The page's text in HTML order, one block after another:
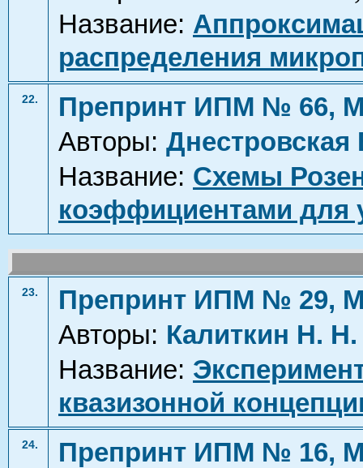
Название:
распределения
22.
Препринт ИПМ № 66,
Авторы:
Название: Схемы
коэффициентами для
23.
Препринт ИПМ № 29,
Авторы: Калиткин Н. Н.
Название:
квазизонной
24.
Препринт ИПМ № 16,